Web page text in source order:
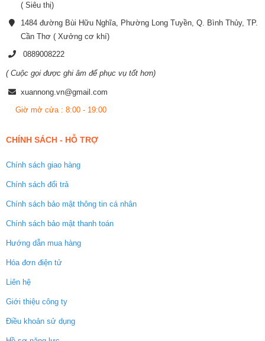
( Siêu thị)
1484 đường Bùi Hữu Nghĩa, Phường Long Tuyền, Q. Bình Thủy, TP.
Cần Thơ ( Xưởng cơ khí)
0889008222
( Cuộc gọi được ghi âm để phục vụ tốt hơn)
xuannong.vn@gmail.com
Giờ mở cửa : 8:00 - 19:00
CHÍNH SÁCH - HỖ TRỢ
Chính sách giao hàng
Chính sách đổi trả
Chính sách bảo mật thông tin cá nhân
Chính sách bảo mật thanh toán
Hướng dẫn mua hàng
Hóa đơn điện tử
Liên hệ
Giới thiệu công ty
Điều khoản sử dụng